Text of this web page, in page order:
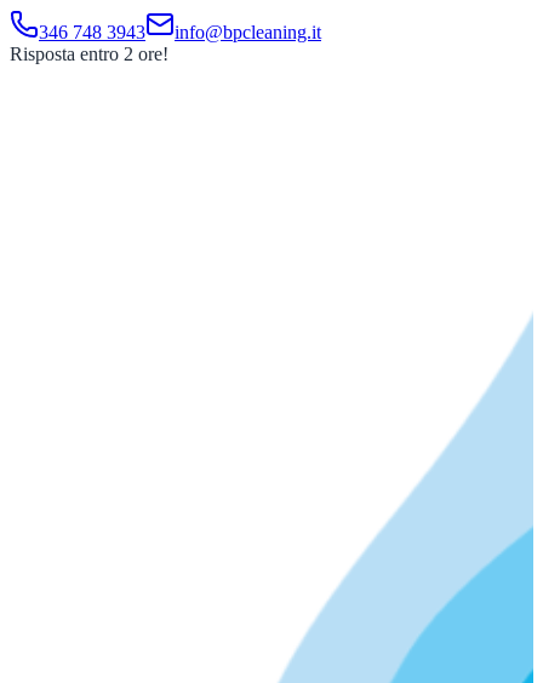
346 748 3943
info@bpcleaning.it
Risposta entro 2 ore!